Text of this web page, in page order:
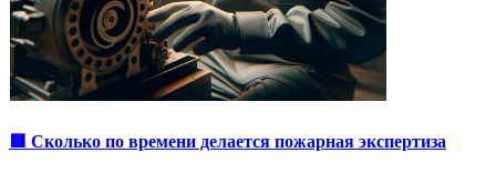
🟥 Сколько по времени делается пожарная экспертиза